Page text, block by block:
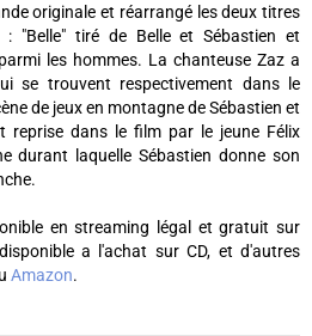
originale et réarrangé les deux titres
"Belle" tiré de Belle et Sébastien et
les hommes. La chanteuse Zaz a
se trouvent respectivement dans le
de jeux en montagne de Sébastien et
reprise dans le film par le jeune Félix
durant laquelle Sébastien donne son
en streaming légal et gratuit sur
a l'achat sur CD, et d'autres
Amazon.